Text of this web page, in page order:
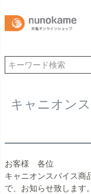
キャニオン
お客様 各位
キャニオンスパイス商
で、お知らせ致します。